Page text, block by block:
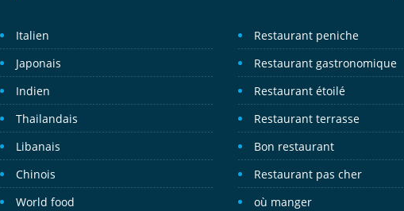
Italien
Japonais
Indien
Thailandais
Libanais
Chinois
World food
Restaurant peniche
Restaurant gastronomique
Restaurant étoilé
Restaurant terrasse
Bon restaurant
Restaurant pas cher
où manger